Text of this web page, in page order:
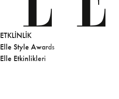
ETKLINLIK
Elle Style Awards
Elle Etkinlikleri